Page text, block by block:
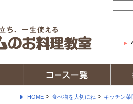
HOME > 食べ物を大切にね > キッチン菜